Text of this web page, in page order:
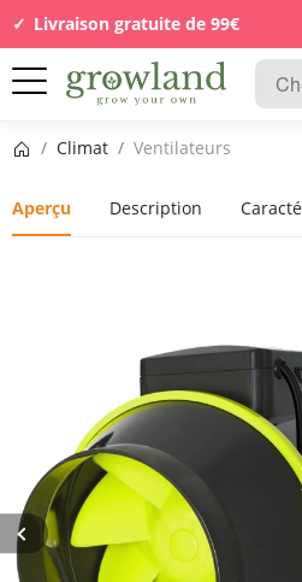
Livraison gratuite de 99€
Page d’accueil
/ Climat / Ventilateurs
Aperçu Description